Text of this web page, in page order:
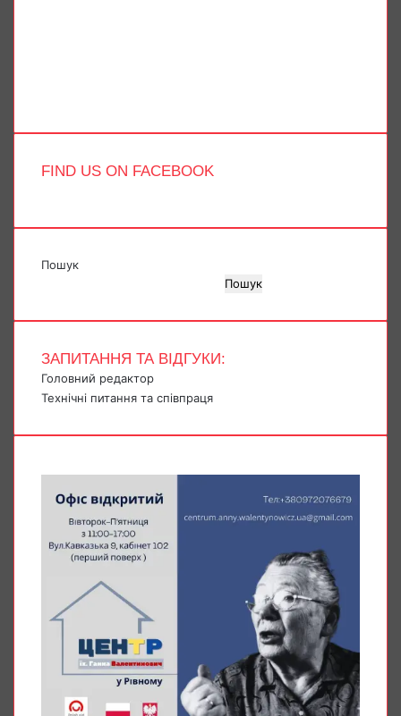
FIND US ON FACEBOOK
Пошук
Пошук
ЗАПИТАННЯ ТА ВІДГУКИ:
Головний редактор
Технічні питання та співпраця